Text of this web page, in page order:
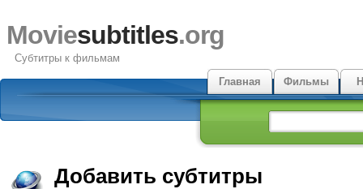
Moviesubtitles.org
Субтитры к фильмам
Главная
Фильмы
Добавить субтитры